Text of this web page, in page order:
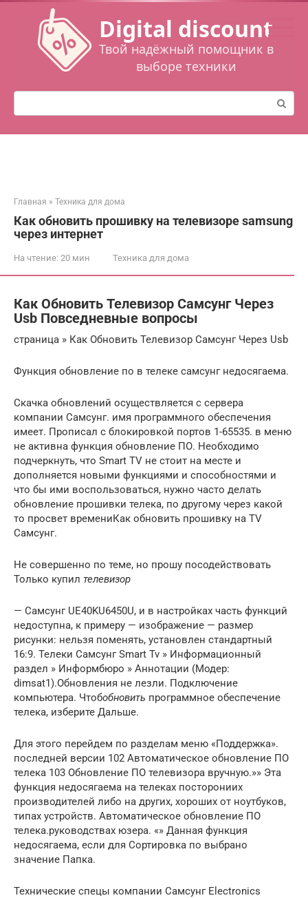
Перейти
контенту
Digital discount
Твой надёжный помощник в
выборе техники
Поиск:
Главная » Техника для дома
Как обновить прошивку на телевизоре samsung
через интернет
На чтение: 20 мин Техника для дома
Как Обновить Телевизор Самсунг Через
Usb Повседневные вопросы
страница » Как Обновить Телевизор Самсунг Через Usb
Функция обновление по в телеке самсунг недосягаема.
Скачка обновлений осуществляется с сервера
компании Самсунг. имя программного обеспечения
имеет. Прописал с блокировкой портов 1-65535. в меню
не активна функция обновление ПО. Необходимо
подчеркнуть, что Smart TV не стоит на месте и
дополняется новыми функциями и способностями и
что бы ими воспользоваться, нужно часто делать
обновление прошивки телека, по другому через какой
то просвет времениКак обновить прошивку на TV
Самсунг.
Не совершенно по теме, но прошу посодействовать
Только купил телевизор
— Самсунг UE40KU6450U, и в настройках часть функций
недоступна, к примеру — изображение — размер
рисунки: нельзя поменять, установлен стандартный
16:9. Телеки Самсунг Smart Tv » Информационный
раздел » Информбюро » Аннотации (Модер:
dimsat1).Обновления не лезли. Подключение
компьютера. Чтобобновить программное обеспечение
телека, изберите Дальше.
Для этого перейдем по разделам меню «Поддержка».
последней версии 102 Автоматическое обновление ПО
телека 103 Обновление ПО телевизора вручную.»» Эта
функция недосягаема на телеках посторониих
производителей либо на других, хороших от ноутбуков,
типах устройств. Автоматическое обновление ПО
телека.руководствах юзера. «» Данная функция
недосягаема, если для Сортировка по выбрано
значение Папка.
Технические спецы компании Самсунг Electronics